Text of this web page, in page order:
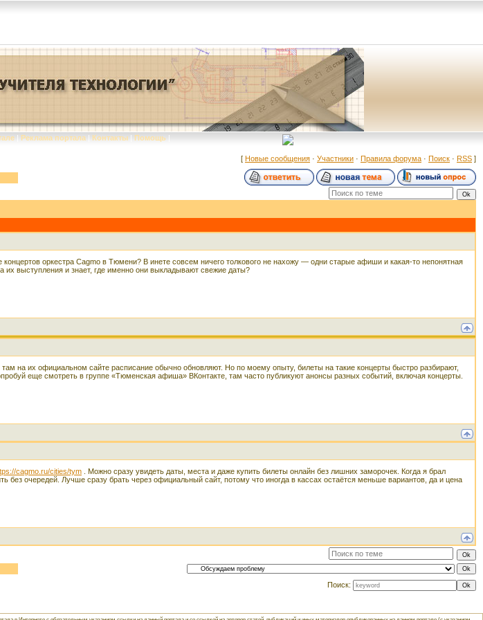
| Реклама портала | Контакты | Помощь |
[ Новые сообщения · Участники · Правила форума · Поиск · RSS ]
оркестра Cagmo в Тюмени? В инете совсем ничего толкового не нахожу — одни старые афиши и какая-то непонятная
выступления и знает, где именно они выкладывают свежие даты?
на их официальном сайте расписание обычно обновляют. Но по моему опыту, билеты на такие концерты быстро разбирают,
еще смотреть в группе «Тюменская афиша» ВКонтакте, там часто публикуют анонсы разных событий, включая концерты.
cagmo.ru/cities/tym . Можно сразу увидеть даты, места и даже купить билеты онлайн без лишних заморочек. Когда я брал
без очередей. Лучше сразу брать через официальный сайт, потому что иногда в кассах остаётся меньше вариантов, да и цена
Поиск: